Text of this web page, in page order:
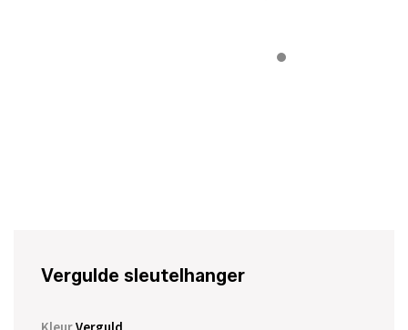
Vergulde sleutelhanger